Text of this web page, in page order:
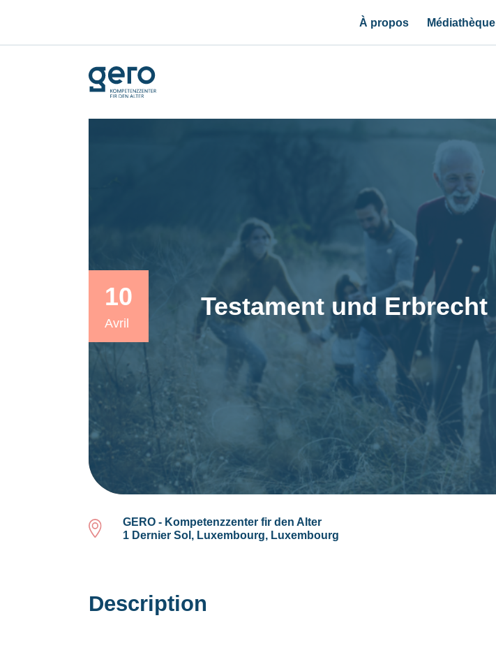
À propos Médiathèque
10
Avril
Testament und Erbrecht
GERO - Kompetenzzenter fir den Alter
1 Dernier Sol, Luxembourg, Luxembourg
Description